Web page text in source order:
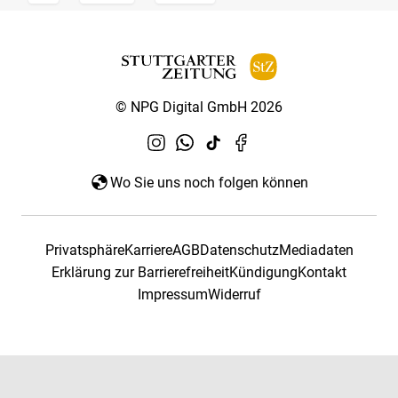
© NPG Digital GmbH 2026
Wo Sie uns noch folgen können
PrivatsphäreKarriereAGBDatenschutzMediadaten
Erklärung zur BarrierefreiheitKündigungKontakt
ImpressumWiderruf